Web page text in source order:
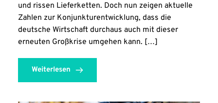
und rissen Lieferketten. Doch nun zeigen aktuelle
Zahlen zur Konjunkturentwicklung, dass die
deutsche Wirtschaft durchaus auch mit dieser
erneuten Großkrise umgehen kann. […]
Weiterlesen